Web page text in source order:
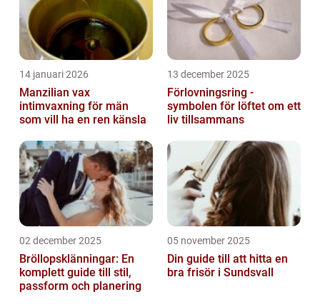
14 januari 2026
Manzilian vax
intimvaxning för män
som vill ha en ren känsla
13 december 2025
Förlovningsring -
symbolen för löftet om ett
liv tillsammans
02 december 2025
Bröllopsklänningar: En
komplett guide till stil,
passform och planering
05 november 2025
Din guide till att hitta en
bra frisör i Sundsvall